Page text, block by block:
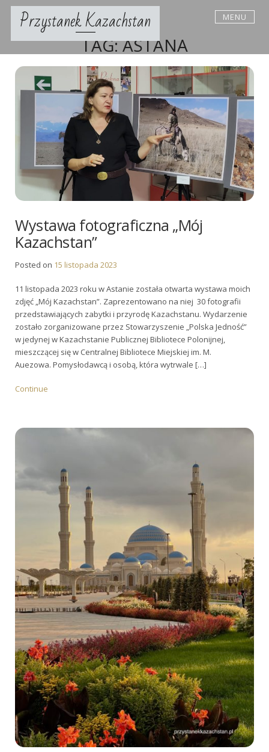
Skip
Przystanek Kazachstan MENU
TAG:ASTANA
Wystawa fotograficzna „Mój
Kazachstan”
Posted on 15 listopada 2023
11 listopada 2023 roku w Astanie została otwarta wystawa moich
zdjęć „Mój Kazachstan”. Zaprezentowano na niej 30 fotografii
przedstawiających zabytki i przyrodę Kazachstanu. Wydarzenie
zostało zorganizowane przez Stowarzyszenie „Polska Jedność”
w jedynej w Kazachstanie Publicznej Bibliotece Polonijnej,
mieszczącej się w Centralnej Bibliotece Miejskiej im. M.
Auezowa. Pomysłodawcą i osobą, która wytrwale […]
Continue